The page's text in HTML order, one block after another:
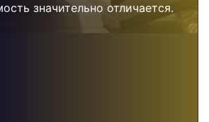
значительно отличается.